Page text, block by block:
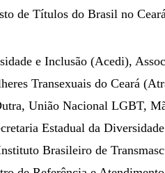
de Títulos do Brasil no
e Inclusão (Acedi),
Transexuais do Ceará
União Nacional LGBT,
Estadual da
Brasileiro de